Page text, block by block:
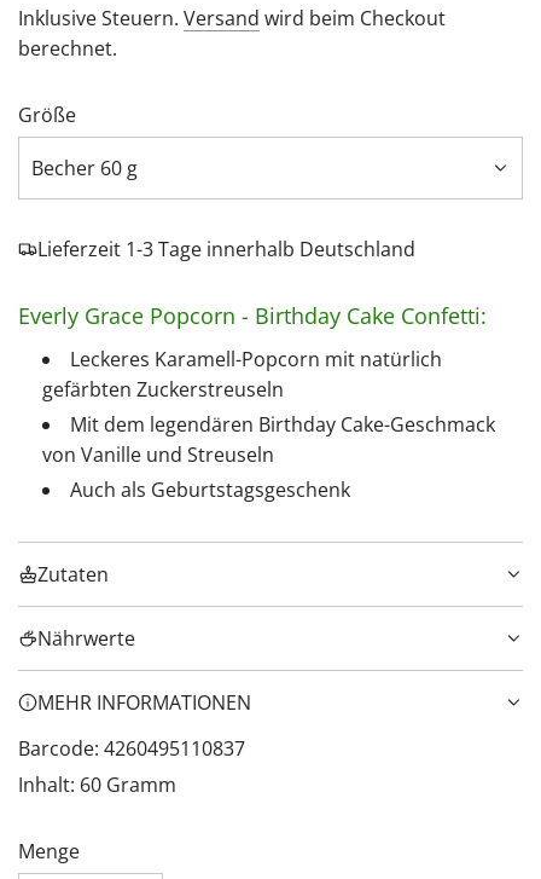
Preis
Inklusive Steuern. Versand wird beim Checkout
berechnet.
Größe
Becher 60 g
Lieferzeit 1-3 Tage innerhalb Deutschland
Everly Grace Popcorn - Birthday Cake Confetti:
Leckeres Karamell-Popcorn mit natürlich
gefärbten Zuckerstreuseln
Mit dem legendären Birthday Cake-Geschmack
von Vanille und Streuseln
Auch als Geburtstagsgeschenk
Zutaten
Nährwerte
MEHR INFORMATIONEN
Barcode: 4260495110837
Inhalt: 60 Gramm
Menge